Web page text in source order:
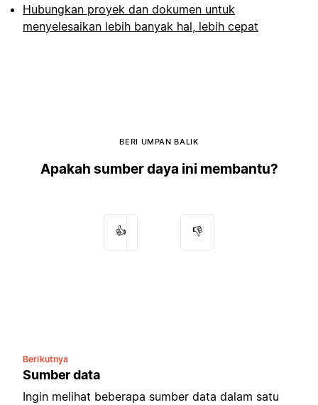
Hubungkan proyek dan dokumen untuk
menyelesaikan lebih banyak hal, lebih cepat
BERI UMPAN BALIK
Apakah sumber daya ini membantu?
👍 👎
Berikutnya
Sumber data
Ingin melihat beberapa sumber data dalam satu